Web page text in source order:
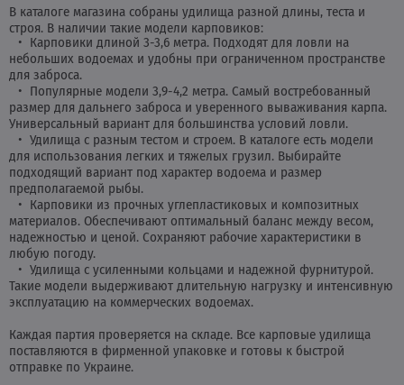
В каталоге магазина собраны удилища разной длины, теста и
строя. В наличии такие модели карповиков:
Карповики длиной 3-3,6 метра. Подходят для ловли на
небольших водоемах и удобны при ограниченном пространстве
для заброса.
Популярные модели 3,9-4,2 метра. Самый востребованный
размер для дальнего заброса и уверенного вываживания карпа.
Универсальный вариант для большинства условий ловли.
Удилища с разным тестом и строем. В каталоге есть модели
для использования легких и тяжелых грузил. Выбирайте
подходящий вариант под характер водоема и размер
предполагаемой рыбы.
Карповики из прочных углепластиковых и композитных
материалов. Обеспечивают оптимальный баланс между весом,
надежностью и ценой. Сохраняют рабочие характеристики в
любую погоду.
Удилища с усиленными кольцами и надежной фурнитурой.
Такие модели выдерживают длительную нагрузку и интенсивную
эксплуатацию на коммерческих водоемах.
Каждая партия проверяется на складе. Все карповые удилища
поставляются в фирменной упаковке и готовы к быстрой
отправке по Украине.